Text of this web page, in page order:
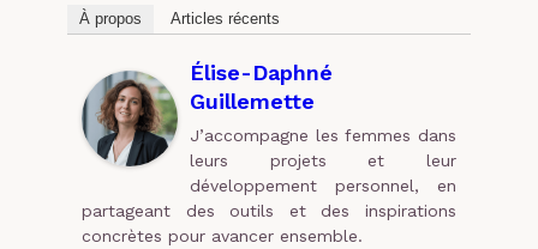
À propos Articles récents
Élise-Daphné
Guillemette
J’accompagne les femmes dans
leurs projets et leur
développement personnel, en
partageant des outils et des inspirations
concrètes pour avancer ensemble.